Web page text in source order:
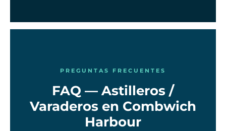
PREGUNTAS FRECUENTES
FAQ — Astilleros /
Varaderos en Combwich
Harbour